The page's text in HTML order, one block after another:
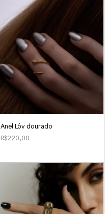
Anel Lôv dourado
R$220,00